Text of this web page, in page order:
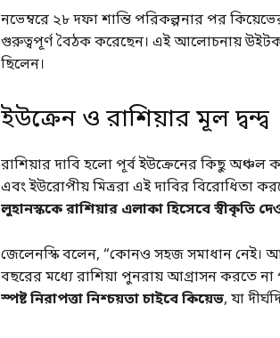
নভেম্বরে ২৮ দফা শান্তি পরিকল্পনার পর
গুরুত্বপূর্ণ বৈঠক করেছেন। এই আলোচনায়
ছিলেন।
ইউক্রেন ও রাশিয়ার মূল দ্বন্দ্ব
রাশিয়ার দাবি হলো পূর্ব ইউক্রেনের কিছু অঞ্চল
এবং ইউরোপীয় মিত্ররা এই দাবির বিরোধিতা
লুহানস্ককে রাশিয়ার এলাকা হিসেবে স্বীকৃতি
জেলেনস্কি বলেন, “কোনও সহজ সমাধান নেই।
বছরের মধ্যে রাশিয়া পুনরায় আগ্রাসন করতে না
স্পষ্ট নিরাপত্তা নিশ্চয়তা চাইবে কিয়েভ, যা